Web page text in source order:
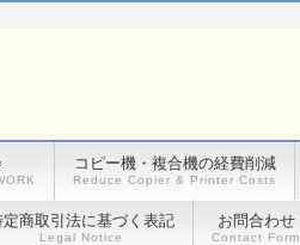
コピー機・複合機の経費削減
Reduce Copier & Printer Costs
定商取引法に基づく表記
Legal Notice
お問合わせ
Contact Form